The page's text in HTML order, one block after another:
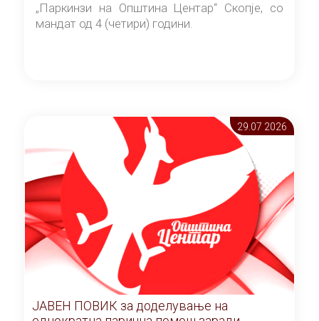
„Паркинзи на Општина Центар“ Скопје, со
мандат од 4 (четири) години.
29.07 2026
ЈАВЕН ПОВИК за доделување на